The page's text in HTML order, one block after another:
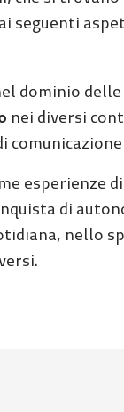
seguenti
dominio
nei diversi
esperienze di
di
nello